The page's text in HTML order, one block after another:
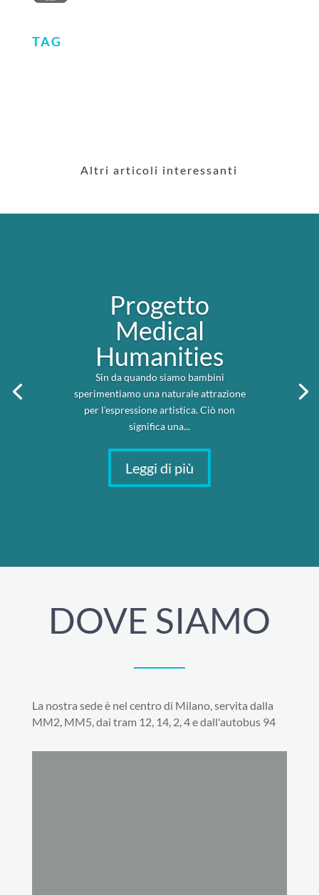
TAG
Altri articoli interessanti
Progetto
Medical
Humanities
Sin da quando siamo bambini
sperimentiamo una naturale attrazione
per l’espressione artistica. Ciò non
significa una...
Leggi di più
DOVE SIAMO
La nostra sede è nel centro di Milano, servita dalla
MM2, MM5, dai tram 12, 14, 2, 4 e dall'autobus 94